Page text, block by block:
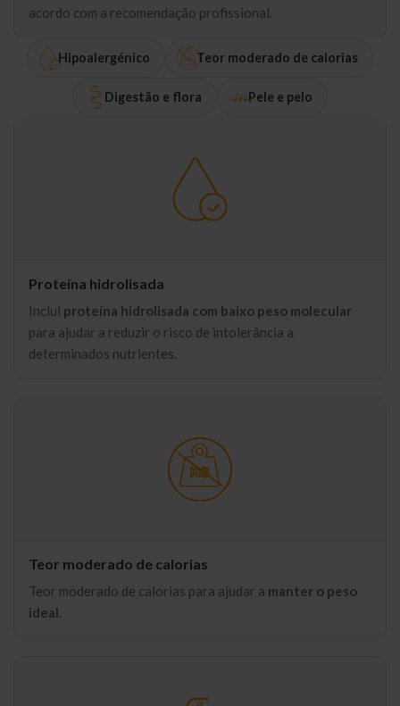
acordo com a recomendação profissional.
Hipoalergénico Teor moderado de calorias
Digestão e flora Pele e pelo
Proteína hidrolisada
Inclui proteína hidrolisada com baixo peso molecular
para ajudar a reduzir o risco de intolerância a
determinados nutrientes.
Teor moderado de calorias
Teor moderado de calorias para ajudar a manter o peso
ideal.